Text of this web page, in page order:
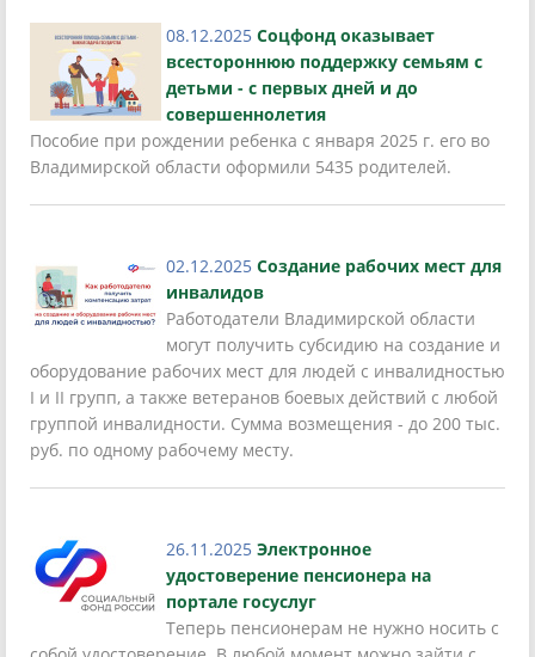
08.12.2025 Соцфонд оказывает
всестороннюю поддержку семьям с
детьми - с первых дней и до
совершеннолетия
Пособие при рождении ребенка с января 2025 г. его во
Владимирской области оформили 5435 родителей.
02.12.2025 Создание рабочих мест для
инвалидов
Работодатели Владимирской области
могут получить субсидию на создание и
оборудование рабочих мест для людей с инвалидностью
I и II групп, а также ветеранов боевых действий с любой
группой инвалидности. Сумма возмещения - до 200 тыс.
руб. по одному рабочему месту.
26.11.2025 Электронное
удостоверение пенсионера на
портале госуслуг
Теперь пенсионерам не нужно носить с